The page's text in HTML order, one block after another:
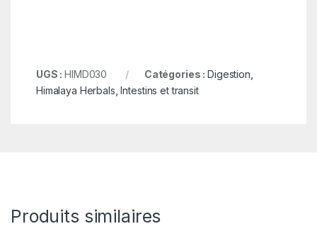
UGS :HIMD030 Catégories :Digestion
Himalaya Herbals ,Intestins et transit
Produits similaires